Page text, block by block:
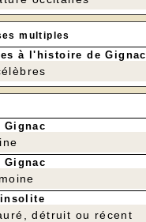
multiples
à l'histoire de Gignac
Gignac
Gignac
détruit ou récent